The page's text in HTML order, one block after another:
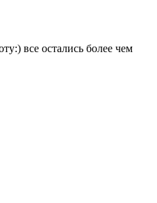
все остались более чем